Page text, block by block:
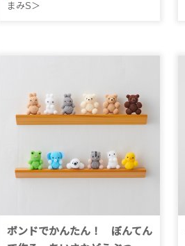
まみS＞
ボンドでかんたん！ ぼんてん